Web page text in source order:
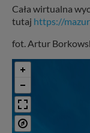
Cała wirtualna
tutaj https://
fot. Artur